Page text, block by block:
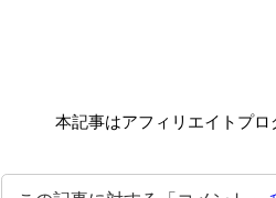
本記事はアフィリエイトプ